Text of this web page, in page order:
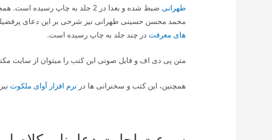
طهرانی
ضبط شده و بعدا در 2 جلد به چاپ
محمد محسن حسینی طهرانی نیز شرحی بر این دعای
های معرفت در چند جلد به چاپ رسیده است.
متن پی دی اف و فایل صوتی این کتب را میتوان از سایت
همچنین، این کتب و سخنرانی ها در نرم افزار آوای ملکوت